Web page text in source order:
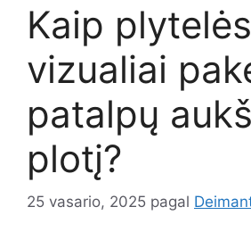
Kaip
vizualiai
patalpų
plotį?
25 vasario, 2025 pagal